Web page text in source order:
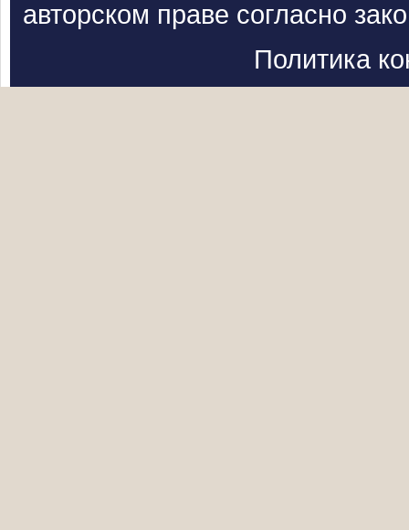
авторском праве согласно
Политика